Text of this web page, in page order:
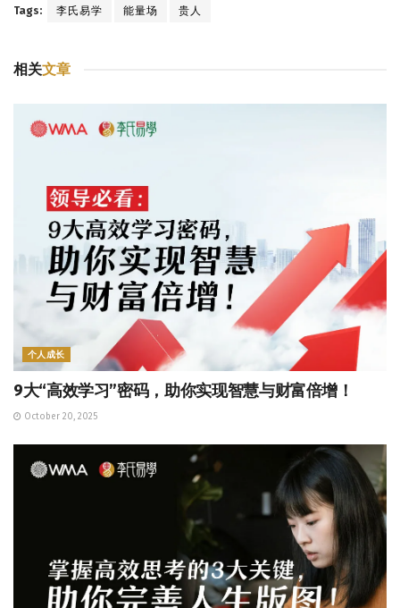
Tags: 李氏易学 能量场 贵人
相关文章
个人成长
9大“高效学习”密码，助你实现智慧与财富倍增！
October 20, 2025